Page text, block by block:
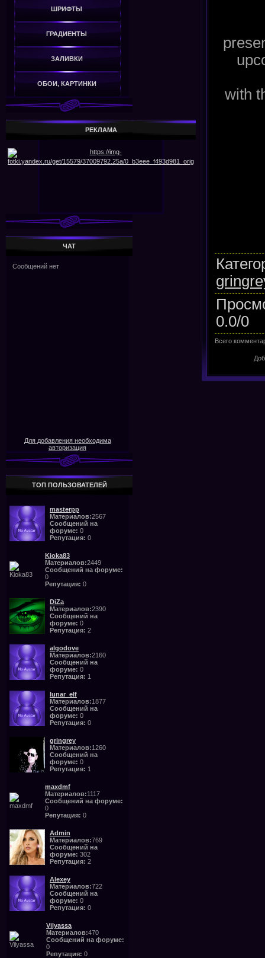
ШРИФТЫ
ГРАДИЕНТЫ
ЗАЛИВКИ
ОБОИ, КАРТИНКИ
РЕКЛАМА
ЧАТ
Для добавления необходима
авторизация
ТОП ПОЛЬЗОВАТЕЛЕЙ
masterpp
Материалов:2567
Сообщений на
форуме: 0
Репутация: 0
Kioka83
Материалов:2449
Сообщений на форуме:
0
Репутация: 0
DiZa
Материалов:2390
Сообщений на
форуме: 0
Репутация: 2
algodove
Материалов:2160
Сообщений на
форуме: 0
Репутация: 1
lunar_elf
Материалов:1877
Сообщений на
форуме: 0
Репутация: 0
gringrey
Материалов:1260
Сообщений на
форуме: 0
Репутация: 1
maxdmf
Материалов:1117
Сообщений на форуме:
0
Репутация: 0
Admin
Материалов:769
Сообщений на
форуме: 302
Репутация: 2
Alexey
Материалов:722
Сообщений на
форуме: 0
Репутация: 0
Vilyassa
Материалов:470
Сообщений на форуме:
0
Репутация: 0
with
0.0/0
Всего